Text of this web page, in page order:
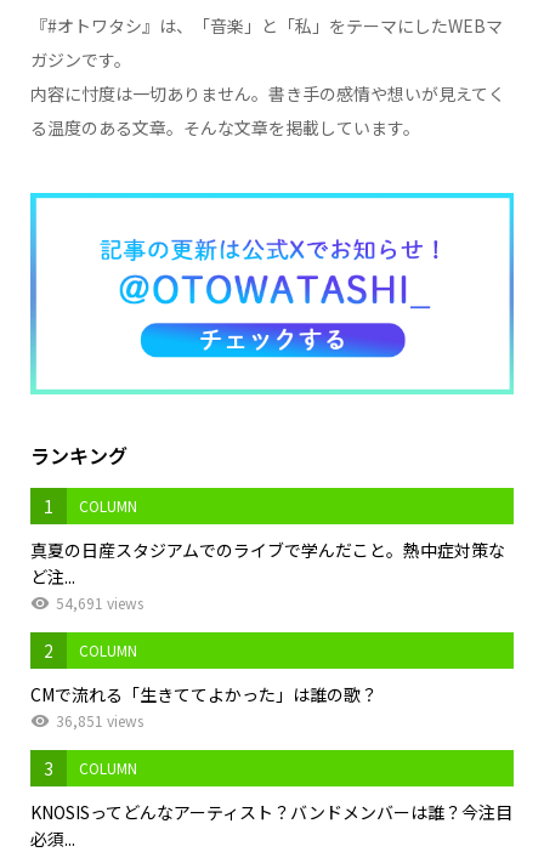
『#オトワタシ』は、「音楽」と「私」をテーマにしたWEBマ
ガジンです。
内容に忖度は一切ありません。書き手の感情や想いが見えてく
る温度のある文章。そんな文章を掲載しています。
ランキング
1 COLUMN
真夏の日産スタジアムでのライブで学んだこと。熱中症対策な
ど注...
54,691 views
2 COLUMN
CMで流れる「生きててよかった」は誰の歌？
36,851 views
3 COLUMN
KNOSISってどんなアーティスト？バンドメンバーは誰？今注目
必須...